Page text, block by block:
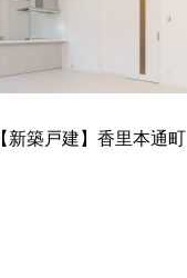
【新築戸建】香里本通町